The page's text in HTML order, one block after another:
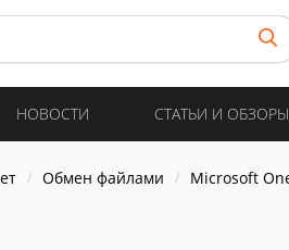
НОВОСТИ СТАТЬИ И ОБЗОРЫ
Обмен файлами Microsoft